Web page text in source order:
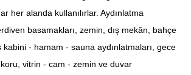
her alanda kullanılırlar. Aydınlatma
basamakları, zemin, dış mekân, bahçe
kabini - hamam - sauna aydınlatmaları, gece
vitrin - cam - zemin ve duvar